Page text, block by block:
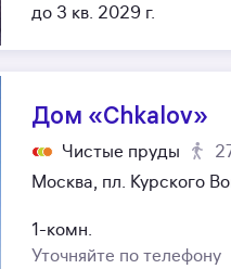
до 3 кв. 2029 г.
Дом «Chkalov»
Чистые пруды
Москва, пл. Курского
1-комн.
Уточняйте по телефону